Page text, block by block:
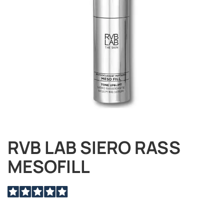
RVB LAB SIERO RASS
MESOFILL
Vai
all'inizio
della
galleria
immagini